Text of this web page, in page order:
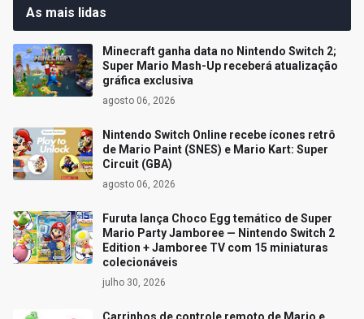
As mais lidas
Minecraft ganha data no Nintendo Switch 2;
Super Mario Mash-Up receberá atualização
gráfica exclusiva
agosto 06, 2026
Nintendo Switch Online recebe ícones retrô
de Mario Paint (SNES) e Mario Kart: Super
Circuit (GBA)
agosto 06, 2026
Furuta lança Choco Egg temático de Super
Mario Party Jamboree — Nintendo Switch 2
Edition + Jamboree TV com 15 miniaturas
colecionáveis
julho 30, 2026